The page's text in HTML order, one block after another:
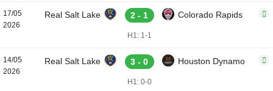
17/05
2026
Real Salt Lake 2 - 1 Colorado Rapids
H1: 1-1
14/05
2026
Real Salt Lake 3 - 0 Houston Dynamo
H1: 0-0